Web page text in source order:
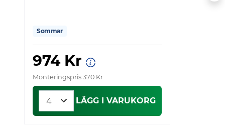
Sommar
974 Kr
Monteringspris 370 Kr
LÄGG I VARUKORG